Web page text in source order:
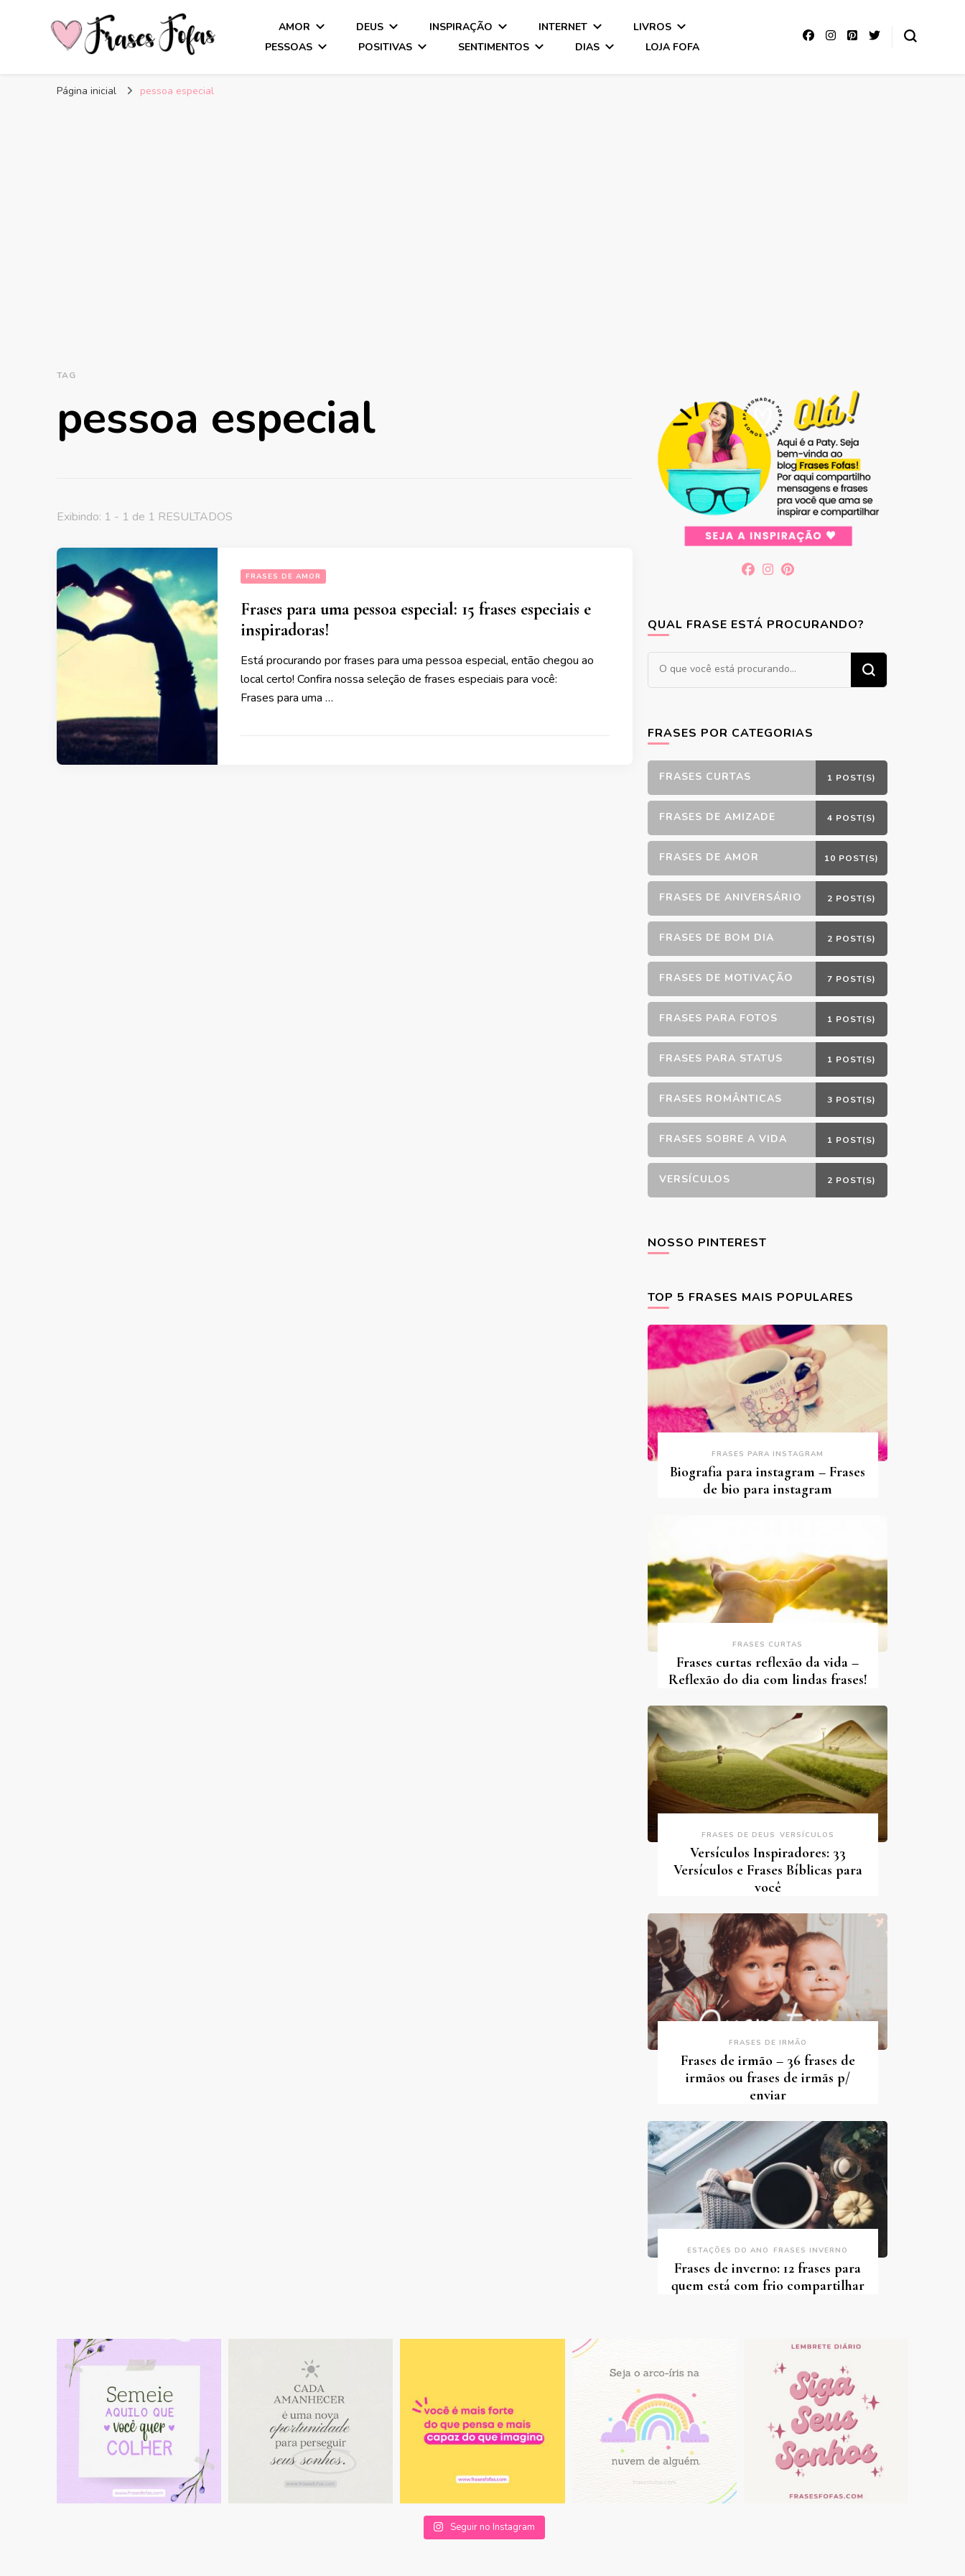
Frases Fofas
AMOR DEUS INSPIRAÇÃO INTERNET
LIVROS
PESSOAS
POSITIVAS SENTIMENTOS DIAS LOJA FOFA
Página inicial pessoa especial
TAG
pessoa especial
Exibindo: 1 - 1 de 1 RESULTADOS
FRASES DE AMOR
Frases para uma pessoa especial: 15 frases especiais e
inspiradoras!
Está procurando por frases para uma pessoa especial, então chegou ao
local certo! Confira nossa seleção de frases especiais para você:
Frases para uma …
QUAL FRASE ESTÁ PROCURANDO?
Procurando
algo?
FRASES POR CATEGORIAS
FRASES CURTAS 1 POST(S)
FRASES DE AMIZADE 4 POST(S)
FRASES DE AMOR 10 POST(S)
FRASES DE ANIVERSÁRIO 2 POST(S)
FRASES DE BOM DIA 2 POST(S)
FRASES DE MOTIVAÇÃO 7 POST(S)
FRASES PARA FOTOS 1 POST(S)
FRASES PARA STATUS 1 POST(S)
FRASES ROMÂNTICAS 3 POST(S)
FRASES SOBRE A VIDA 1 POST(S)
VERSÍCULOS 2 POST(S)
NOSSO PINTEREST
TOP 5 FRASES MAIS POPULARES
FRASES PARA INSTAGRAM
Biografia para instagram – Frases
de bio para instagram
FRASES CURTAS
Frases curtas reflexão da vida –
Reflexão do dia com lindas frases!
FRASES DE DEUS VERSÍCULOS
Versículos Inspiradores: 33
Versículos e Frases Bíblicas para
você
FRASES DE IRMÃO
Frases de irmão – 36 frases de
irmãos ou frases de irmãs p/
enviar
ESTAÇÕES DO ANO FRASES INVERNO
Frases de inverno: 12 frases para
quem está com frio compartilhar
Seguir no Instagram